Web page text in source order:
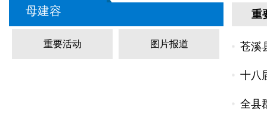
母建容
重要活动 图片报道
重
苍溪
十八
全县